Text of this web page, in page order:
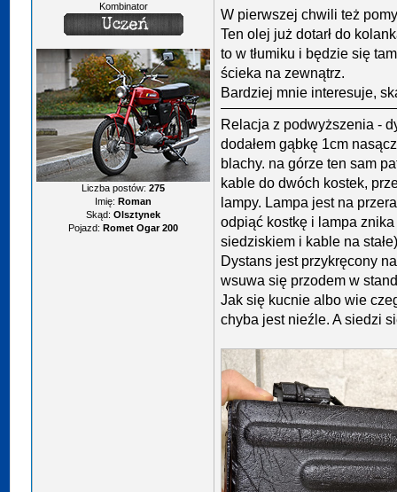
Kombinator
Liczba postów:275
Imię: Roman
Skąd: Olsztynek
Pojazd: Romet Ogar 200
W pierwszej chwili też
Ten olej już dotarł do
to w tłumiku i będzie się
ścieka na zewnątrz.
Bardziej mnie interesuje,
Relacja z podwyższenia -
dodałem gąbkę 1cm
blachy. na górze ten sam
kable do dwóch kostek,
lampy. Lampa jest na
odpiąć kostkę i lampa
siedziskiem i kable na
Dystans jest przykręcony
wsuwa się przodem w
Jak się kucnie albo wie
chyba jest nieźle. A siedzi